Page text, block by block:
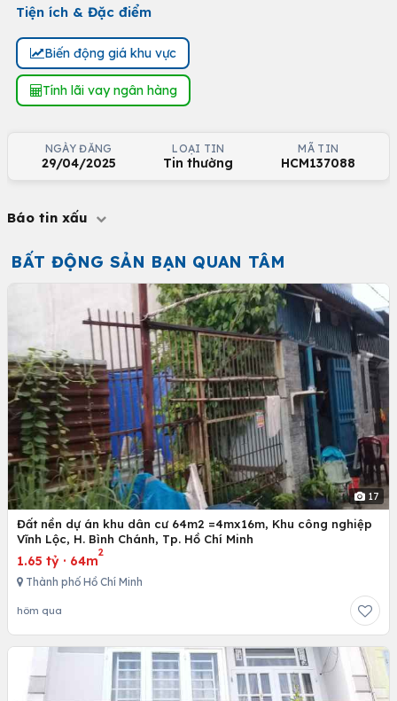
Tiện ích & Đặc điểm
Biến động giá khu vực
Tính lãi vay ngân hàng
NGÀY ĐĂNG
29/04/2025
LOẠI TIN
Tin thường
MÃ TIN
HCM137088
Báo tin xấu
BẤT ĐỘNG SẢN BẠN QUAN TÂM
17
Đất nền dự án khu dân cư 64m2 =4mx16m, Khu công nghiệp
Vĩnh Lộc, H. Bình Chánh, Tp. Hồ Chí Minh
1.65 tỷ · 64m
2
Thành phố Hồ Chí Minh
hôm qua